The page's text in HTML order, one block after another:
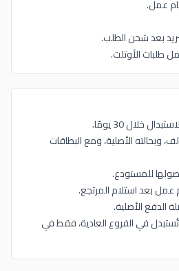
بعد شحن الطلب.
طلبات الأوتلت.
خلال 30 يومًا.
وبحالته الأصلية، ومع البطاقات
للمستودع.
الدفع الأصلية.
تُستبدل في الفروع العادية، فقط في